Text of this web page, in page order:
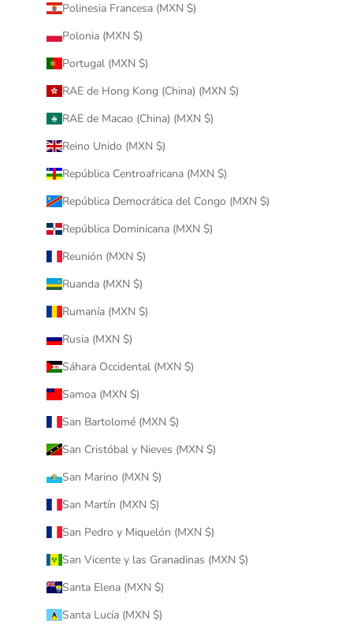
Polinesia Francesa (MXN $)
Polonia (MXN $)
Portugal (MXN $)
RAE de Hong Kong (China) (MXN $)
RAE de Macao (China) (MXN $)
Reino Unido (MXN $)
República Centroafricana (MXN $)
República Democrática del Congo (MXN $)
República Dominicana (MXN $)
Reunión (MXN $)
Ruanda (MXN $)
Rumanía (MXN $)
Rusia (MXN $)
Sáhara Occidental (MXN $)
Samoa (MXN $)
San Bartolomé (MXN $)
San Cristóbal y Nieves (MXN $)
San Marino (MXN $)
San Martín (MXN $)
San Pedro y Miquelón (MXN $)
San Vicente y las Granadinas (MXN $)
Santa Elena (MXN $)
Santa Lucía (MXN $)